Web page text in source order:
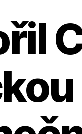
A
u